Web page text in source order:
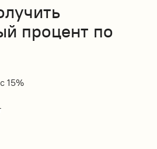
процент по
15%